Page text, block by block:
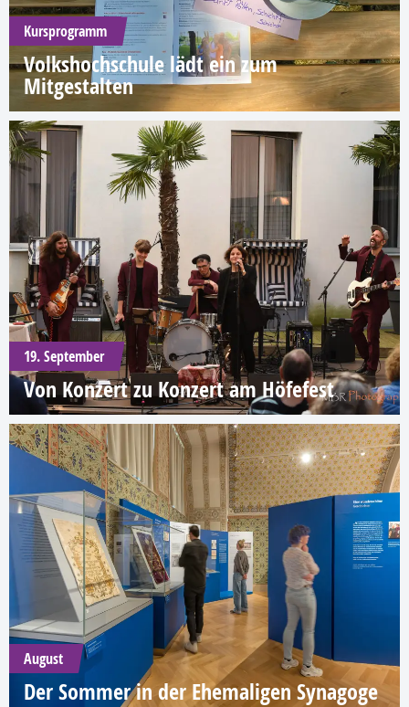
Kursprogramm
Volkshochschule lädt ein zum
Mitgestalten
19. September
Von Konzert zu Konzert am Höfefest
August
Der Sommer in der Ehemaligen Synagoge